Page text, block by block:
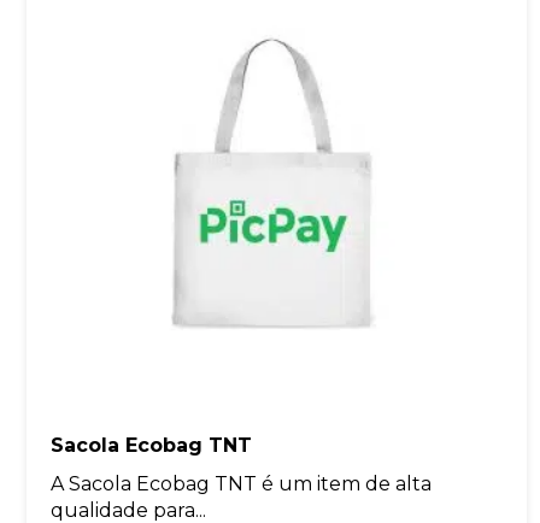
Sacola Ecobag TNT
A Sacola Ecobag TNT é um item de alta
qualidade para...